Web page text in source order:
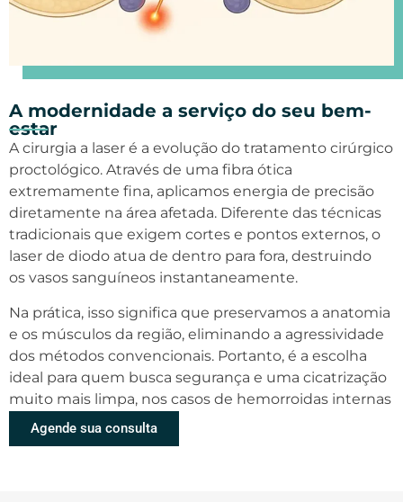
A modernidade a serviço do seu bem-
estar
A cirurgia a laser é a evolução do tratamento cirúrgico
proctológico. Através de uma fibra ótica
extremamente fina, aplicamos energia de precisão
diretamente na área afetada. Diferente das técnicas
tradicionais que exigem cortes e pontos externos, o
laser de diodo atua de dentro para fora, destruindo
os vasos sanguíneos instantaneamente.
Na prática, isso significa que preservamos a anatomia
e os músculos da região, eliminando a agressividade
dos métodos convencionais. Portanto, é a escolha
ideal para quem busca segurança e uma cicatrização
muito mais limpa, nos casos de hemorroidas internas
Agende sua consulta